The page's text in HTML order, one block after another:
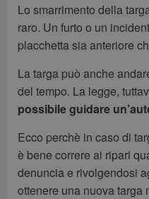
Lo smarrimento della
raro. Un furto o un
placchetta sia anteriore
La targa può anche
del tempo. La legge,
possibile guidare
Ecco perchè in caso di
è bene correre ai ripari
denuncia e rivolgendosi
ottenere una nuova targa